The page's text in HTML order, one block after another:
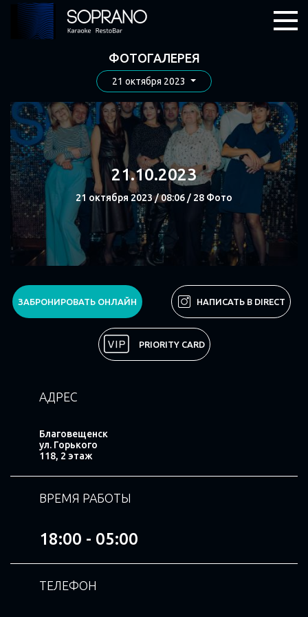
ФОТОГАЛЕРЕЯ
21 октября 2023
21.10.2023
21 октября 2023 / 08:06 / 28 Фото
Поделиться
ЗАБРОНИРОВАТЬ ОНЛАЙН НАПИСАТЬ В DIRECT
PRIORITY CARD
АДРЕС
Благовещенск
ул. Горького
118, 2 этаж
ВРЕМЯ РАБОТЫ
18:00 - 05:00
ТЕЛЕФОН